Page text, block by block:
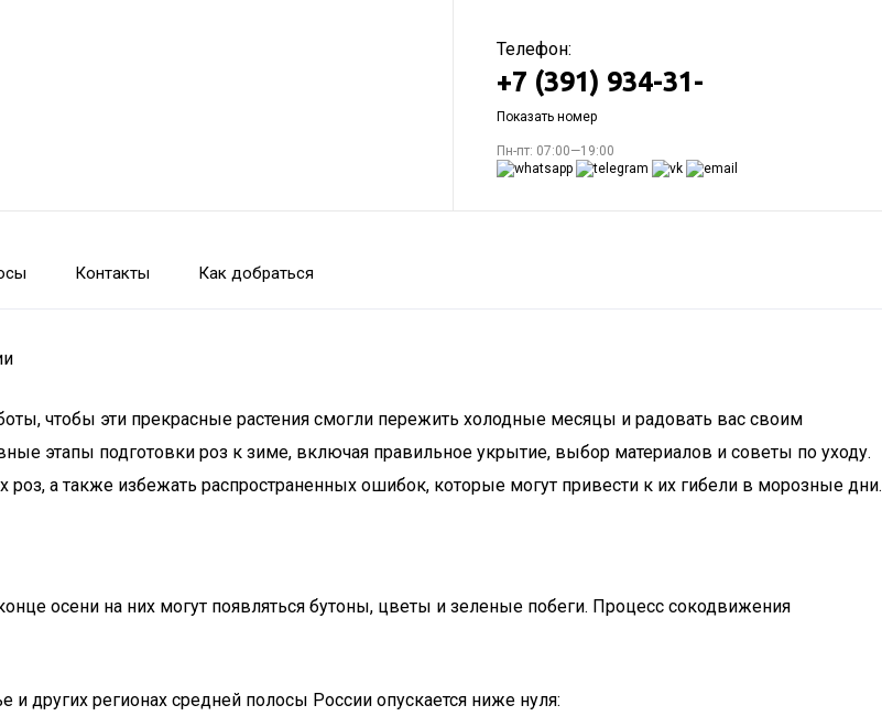
Телефон:
+7 (391) 934-31-
Показать номер
Пн-пт: 07:00—19:00
Контакты Как добраться
чтобы эти прекрасные растения смогли пережить холодные месяцы и радовать вас своим
этапы подготовки роз к зиме, включая правильное укрытие, выбор материалов и советы по уходу.
а также избежать распространенных ошибок, которые могут привести к их гибели в морозные дни.
осени на них могут появляться бутоны, цветы и зеленые побеги. Процесс сокодвижения
других регионах средней полосы России опускается ниже нуля: